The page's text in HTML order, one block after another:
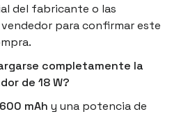
del fabricante o las
para confirmar este
completamente la
de 18 W?
mAh y una potencia de